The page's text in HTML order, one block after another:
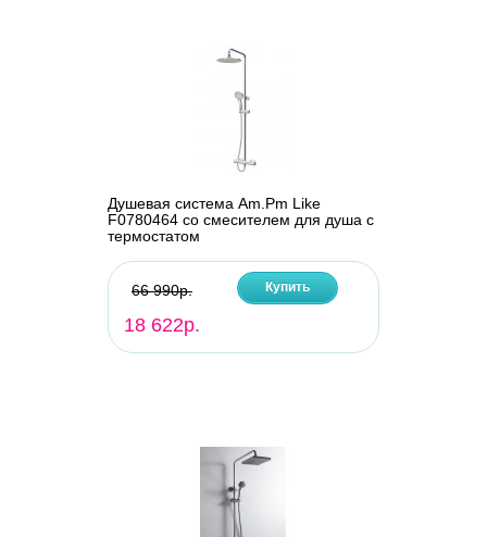
Душевая система Am.Pm Like
F0780464 со смесителем для душа с
термостатом
66 990р.
18 622р.
Купить